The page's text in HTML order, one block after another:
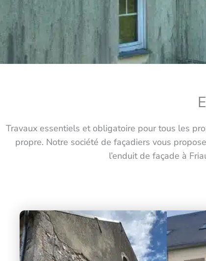
Travaux essentiels et obligatoire pour tous les
propre. Notre société de façadiers vous
l’enduit de façade à